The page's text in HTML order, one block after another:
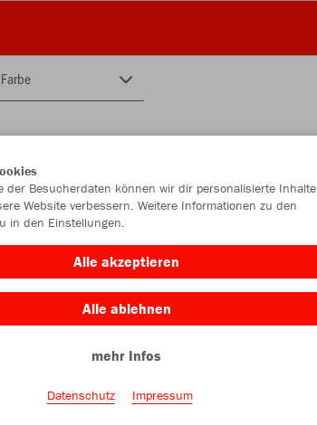
Farbe
der Besucherdaten können wir dir personalisierte Inhalte
Website verbessern. Weitere Informationen zu den
in den Einstellungen.
Alle akzeptieren
Alle ablehnen
mehr Infos
Datenschutz Impressum